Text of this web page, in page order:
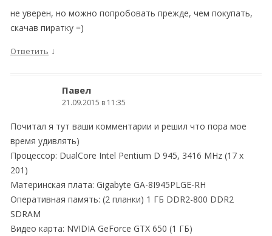
не уверен, но можно попробовать прежде, чем покупать,
скачав пиратку =)
Ответить ↓
Павел
21.09.2015 в 11:35
Почитал я тут ваши комментарии и решил что пора мое
время удивлять)
Процессор: DualCore Intel Pentium D 945, 3416 MHz (17 x
201)
Материнская плата: Gigabyte GA-8I945PLGE-RH
Оперативная память: (2 планки) 1 ГБ DDR2-800 DDR2
SDRAM
Видео карта: NVIDIA GeForce GTX 650 (1 ГБ)